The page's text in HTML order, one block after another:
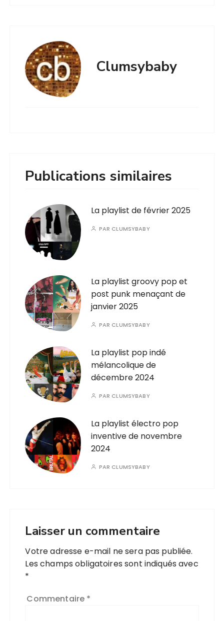
Clumsybaby
Publications similaires
La playlist de février 2025
PAR CLUMSYBABY
La playlist groovy pop et
post punk menaçant de
janvier 2025
PAR CLUMSYBABY
La playlist pop indé
mélancolique de
décembre 2024
PAR CLUMSYBABY
La playlist électro pop
inventive de novembre
2024
PAR CLUMSYBABY
Laisser un commentaire
Votre adresse e-mail ne sera pas publiée.
Les champs obligatoires sont indiqués avec
*
Commentaire *